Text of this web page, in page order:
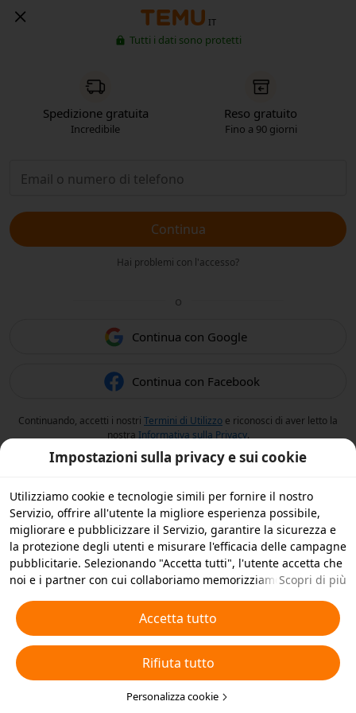
IT
Tutti i dati sono protetti
Spedizione gratuita
Incredibile
Reso gratuito
Fino a 90 giorni
Continua
Hai problemi con l'accesso?
o
Continua con Google
Continua con Facebook
Continuando, accetti i nostri Termini di Utilizzo e riconosci di aver letto la
nostra Informativa sulla Privacy.
Impostazioni sulla privacy e sui cookie
Utilizziamo cookie e tecnologie simili per fornire il nostro
Servizio, offrire all'utente la migliore esperienza possibile,
migliorare e pubblicizzare il Servizio, garantire la sicurezza e
la protezione degli utenti e misurare l'efficacia delle campagne
pubblicitarie. Selezionando "Accetta tutti", l'utente accetta che
noi e i partner con cui collaboriamo memorizziamo cookie e
pubblicitari. L'utente può anche selezionare "Rifiuta tutti" per i
cookie non essenziali, oppure scegliere quali tipi di cookie
accettare o disattivare cliccando su "Personalizza cookie" qui
sotto o in qualsiasi momento nelle impostazioni sulla privacy.
Per ulteriori informazioni, visualizza la nostraInformativa sui
Cookie e sulle Tecnologie Simili.
Scopri di più
Accetta tutto
Rifiuta tutto
Personalizza cookie